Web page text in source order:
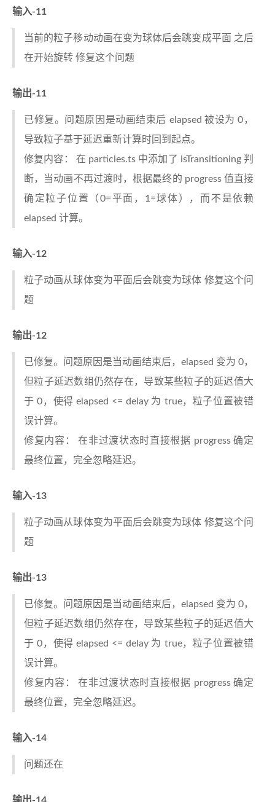
输入-11
当前的粒子移动动画在变为球体后会跳变成平面 之后
在开始旋转 修复这个问题
输出-11
已修复。问题原因是动画结束后 elapsed 被设为 0，
导致粒子基于延迟重新计算时回到起点。
修复内容： 在 particles.ts 中添加了 isTransitioning 判
断，当动画不再过渡时，根据最终的 progress 值直接
确定粒子位置（0=平面，1=球体），而不是依赖
elapsed 计算。
输入-12
粒子动画从球体变为平面后会跳变为球体 修复这个问
题
输出-12
已修复。问题原因是当动画结束后，elapsed 变为 0，
但粒子延迟数组仍然存在，导致某些粒子的延迟值大
于 0，使得 elapsed <= delay 为 true，粒子位置被错
误计算。
修复内容： 在非过渡状态时直接根据 progress 确定
最终位置，完全忽略延迟。
输入-13
粒子动画从球体变为平面后会跳变为球体 修复这个问
题
输出-13
已修复。问题原因是当动画结束后，elapsed 变为 0，
但粒子延迟数组仍然存在，导致某些粒子的延迟值大
于 0，使得 elapsed <= delay 为 true，粒子位置被错
误计算。
修复内容： 在非过渡状态时直接根据 progress 确定
最终位置，完全忽略延迟。
输入-14
问题还在